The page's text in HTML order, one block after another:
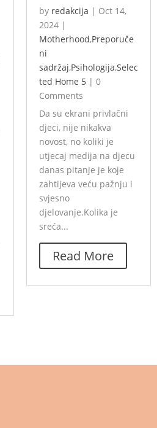
by redakcija | Oct 14,
2024 |
Motherhood,Preporuče
ni
sadržaj,Psihologija,Selec
ted Home 5 | 0
Comments
Da su ekrani privlačni
djeci, nije nikakva
novost, no koliki je
utjecaj medija na djecu
danas pitanje je koje
zahtijeva veću pažnju i
svjesno
djelovanje.Kolika je
sreća...
Read More